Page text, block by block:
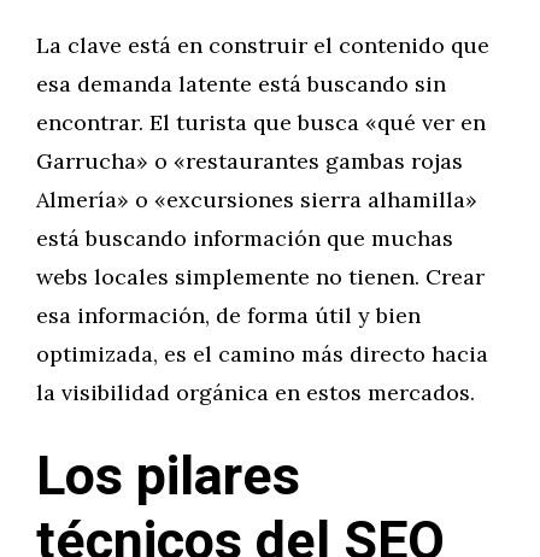
La clave está en construir el contenido que
esa demanda latente está buscando sin
encontrar. El turista que busca «qué ver en
Garrucha» o «restaurantes gambas rojas
Almería» o «excursiones sierra alhamilla»
está buscando información que muchas
webs locales simplemente no tienen. Crear
esa información, de forma útil y bien
optimizada, es el camino más directo hacia
la visibilidad orgánica en estos mercados.
Los pilares